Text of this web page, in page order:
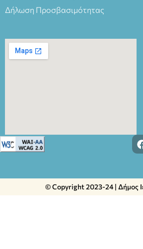
Δήλωση Προσβασιμότητας
© Copyright 2023-24 | Δήμος